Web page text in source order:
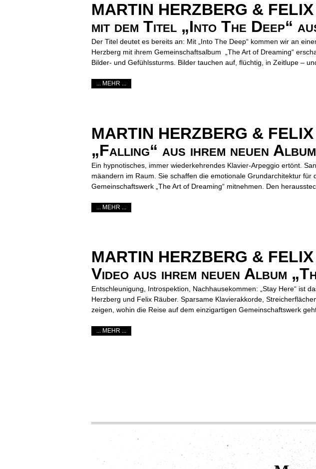
MARTIN HERZBERG &
mit dem Titel „Into The Deep“
Der Titel deutet es bereits an: Mit „Into The Deep“ kommen wir an
Herzberg mit ihrem Gemeinschaftsalbum „The Art of Dreaming“
Bilder- und Gefühlssturms. Bilder tauchen auf, flüchtig, in Zeitlupe –
... MEHR ...
MARTIN HERZBERG &
„Falling“ aus ihrem neuen
Ein hypnotisches, immer wiederkehrendes Klavier-Arpeggio ertönt.
mäandern im Raum. Sie schaffen die emotionale Grundarchitektur
Gemeinschaftswerk „The Art of Dreaming“ mitnehmen. Den
... MEHR ...
MARTIN HERZBERG &
Video aus ihrem neuen Album
Entschleunigung, Introspektion, Nachhausekommen: „Stay Here“ ist
Herzberg und Felix Räuber. Sparsame Klavierakkorde,
zeigen, wohin die Reise auf dem einzigartigen Gemeinschaftswerk
... MEHR ...